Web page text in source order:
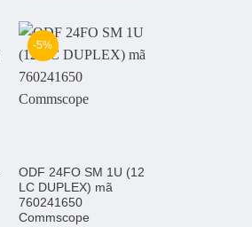
-5%
ODF 24FO SM 1U (12
LC DUPLEX) mã
760241650
Commscope